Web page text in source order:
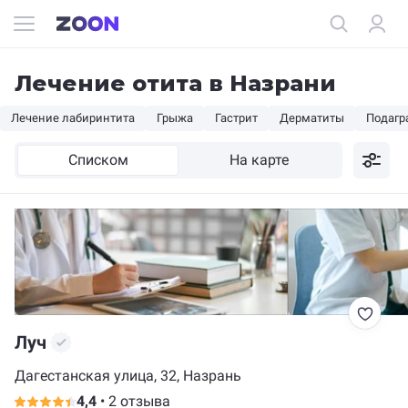
Лечение отита в Назрани
Лечение лабиринтита Грыжа Гастрит Дерматиты
Списком На карте
Луч
Дагестанская улица, 32, Назрань
4,4 • 2 отзыва